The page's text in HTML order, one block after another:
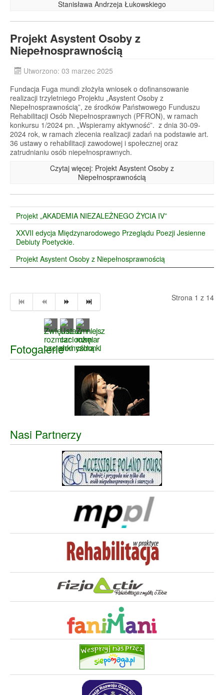
Stanisława Andrzeja Łukowskiego
Projekt Asystent Osoby z
Niepełnosprawnością
Utworzono: 03 marzec 2025
Fundacja Fuga mundi złożyła wniosek o dofinansowanie
realizacji trzyletniego Projektu „Asystent Osoby z
Niepełnosprawnością”, ze środków Państwowego Funduszu
Rehabilitacji Osób Niepełnosprawnych (PFRON), w ramach
konkursu 1/2024 pn. „Wspieramy aktywność”. z dnia 30-09-
2024 rok, w ramach zlecenia realizacji zadań na podstawie art.
36 ustawy o rehabilitacji zawodowej i społecznej oraz
zatrudnianiu osób niepełnosprawnych.
Czytaj więcej: Projekt Asystent Osoby z
Niepełnosprawnością
Projekt „AKADEMIA NIEZALEŻNEGO ŻYCIA IV”
XXVII edycja Międzynarodowego Przeglądu Poezji Jesienne
Debiuty Poetyckie.
Projekt Asystent Osoby z Niepełnosprawnością
Strona 1 z 14
Fotogalerie
Nasi Partnerzy